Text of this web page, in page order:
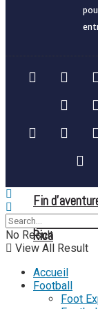
pour les
Fin
Rica
No Result
View All Result
Accueil
Football
Foot